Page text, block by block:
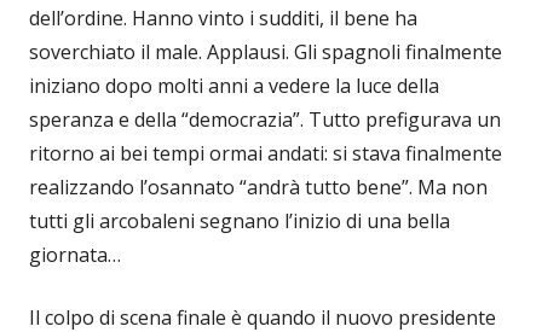
dell’ordine. Hanno vinto i sudditi, il bene ha
soverchiato il male. Applausi. Gli spagnoli finalmente
iniziano dopo molti anni a vedere la luce della
speranza e della “democrazia”. Tutto prefigurava un
ritorno ai bei tempi ormai andati: si stava finalmente
realizzando l’osannato “andrà tutto bene”. Ma non
tutti gli arcobaleni segnano l’inizio di una bella
giornata…
Il colpo di scena finale è quando il nuovo presidente